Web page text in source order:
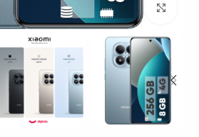
بزرگنمایی تصویر